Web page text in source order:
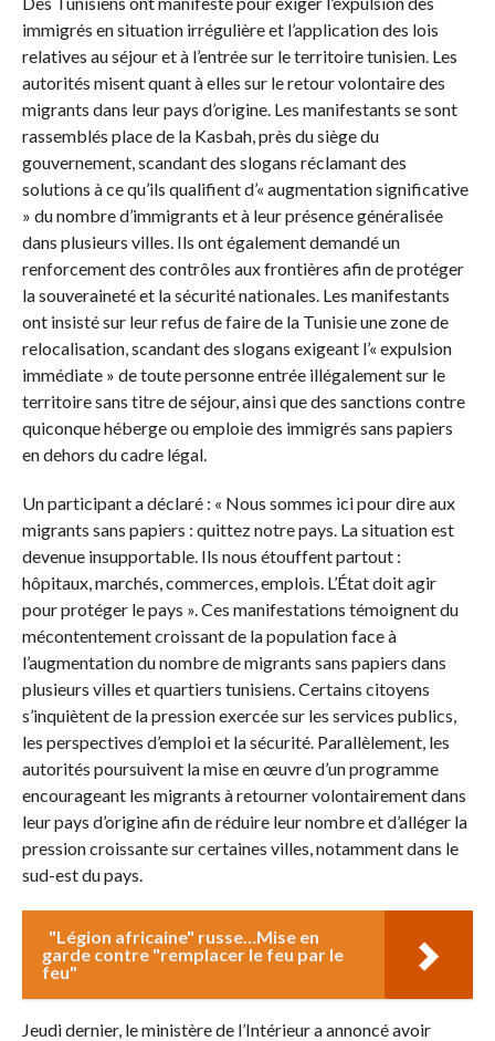
immigrés en situation irrégulière et l’application des lois
relatives au séjour et à l’entrée sur le territoire tunisien. Les
autorités misent quant à elles sur le retour volontaire des
migrants dans leur pays d’origine. Les manifestants se sont
rassemblés place de la Kasbah, près du siège du
gouvernement, scandant des slogans réclamant des
solutions à ce qu’ils qualifient d’« augmentation significative
» du nombre d’immigrants et à leur présence généralisée
dans plusieurs villes. Ils ont également demandé un
renforcement des contrôles aux frontières afin de protéger
la souveraineté et la sécurité nationales. Les manifestants
ont insisté sur leur refus de faire de la Tunisie une zone de
relocalisation, scandant des slogans exigeant l’« expulsion
immédiate » de toute personne entrée illégalement sur le
territoire sans titre de séjour, ainsi que des sanctions contre
quiconque héberge ou emploie des immigrés sans papiers
en dehors du cadre légal.
Un participant a déclaré : « Nous sommes ici pour dire aux
migrants sans papiers : quittez notre pays. La situation est
devenue insupportable. Ils nous étouffent partout :
hôpitaux, marchés, commerces, emplois. L’État doit agir
pour protéger le pays ». Ces manifestations témoignent du
mécontentement croissant de la population face à
l’augmentation du nombre de migrants sans papiers dans
plusieurs villes et quartiers tunisiens. Certains citoyens
s’inquiètent de la pression exercée sur les services publics,
les perspectives d’emploi et la sécurité. Parallèlement, les
autorités poursuivent la mise en œuvre d’un programme
encourageant les migrants à retourner volontairement dans
leur pays d’origine afin de réduire leur nombre et d’alléger la
pression croissante sur certaines villes, notamment dans le
sud-est du pays.
"Légion africaine" russe…Mise en
garde contre "remplacer le feu par le
feu"
Jeudi dernier, le ministère de l’Intérieur a annoncé avoir